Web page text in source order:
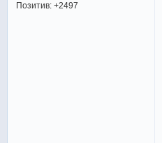
Позитив: +2497